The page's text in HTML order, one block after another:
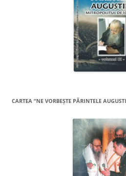
CARTEA “NE VORBEŞTE PĂRINTELE